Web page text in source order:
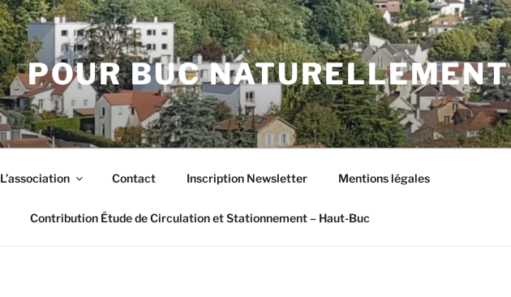
POUR BUC NATURELLEMENT
L’association Contact Inscription Newsletter Mentions légales
Contribution Étude de Circulation et Stationnement – Haut-Buc